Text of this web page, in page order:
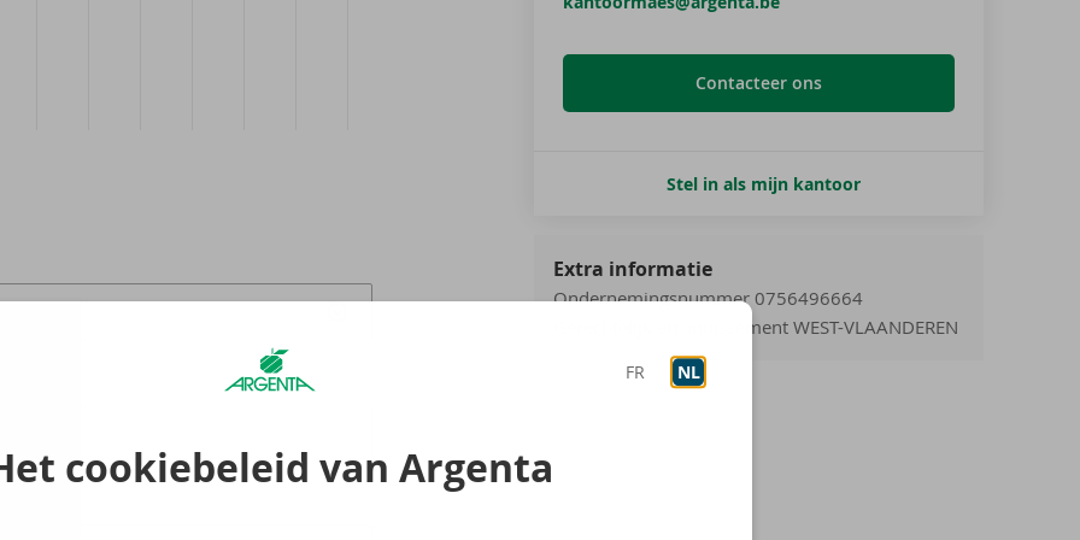
FR NL
cookiebeleid van Argenta
Contacteer ons
Stel in als mijn kantoor
Extra informatie
Ondernemingsnummer 0756496664
Gerechtelijk arrondissement WEST-VLAANDEREN